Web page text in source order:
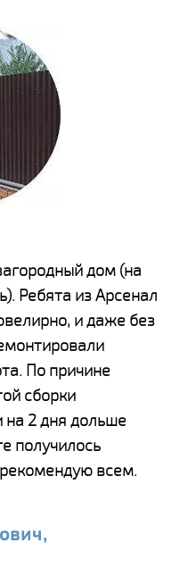
дом (на
Ребята из Арсенал
и даже без
По причине
сборки
на 2 дня дольше
получилось
всем.